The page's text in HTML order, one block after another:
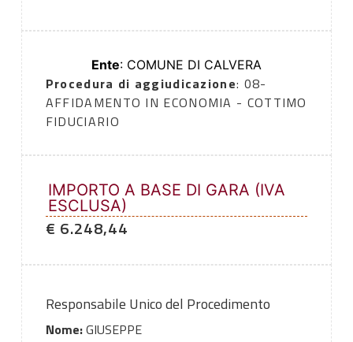
Ente: COMUNE DI CALVERA
Procedura di aggiudicazione: 08-
AFFIDAMENTO IN ECONOMIA - COTTIMO
FIDUCIARIO
IMPORTO A BASE DI GARA (IVA
ESCLUSA)
€ 6.248,44
Responsabile Unico del Procedimento
Nome:GIUSEPPE